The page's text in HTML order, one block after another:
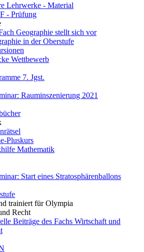
Lehrwerke - Material
- Prüfung
Geographie stellt sich vor
in der Oberstufe
Wettbewerb
7. Jgst.
Rauminszenierung 2021
Pluskurs
Mathematik
Start eines Stratosphärenballons
trainiert für Olympia
Recht
Beiträge des Fachs Wirtschaft und